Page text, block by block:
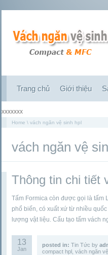
Trang chủ Giới thiệu
xxxxxxx
Home \ vách ngăn vệ sinh hpl
vách ngăn vệ
Thông tin chi tiết
Tấm Formica còn được gọi là tấm
phổ biến, có xuất xứ từ nhiều
lượng vật liệu. Cấu tạo tấm vách
13
Jan
posted in: Tin Tức by
compact hpl vách ngăn